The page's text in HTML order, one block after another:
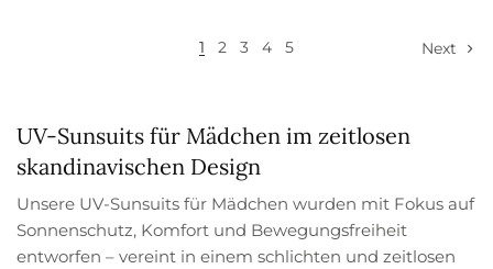
1 2 3 4 5 Next
UV-Sunsuits für Mädchen im zeitlosen
skandinavischen Design
Unsere UV-Sunsuits für Mädchen wurden mit Fokus auf
Sonnenschutz, Komfort und Bewegungsfreiheit
entworfen – vereint in einem schlichten und zeitlosen